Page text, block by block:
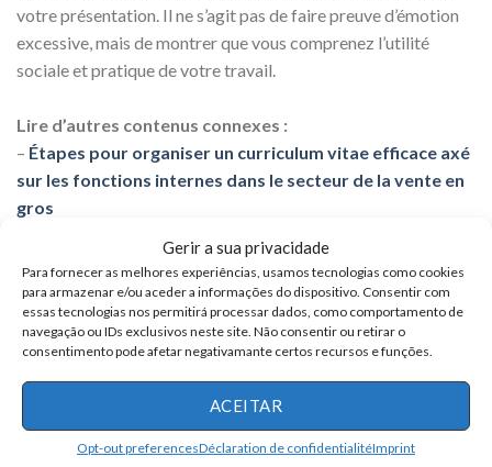
Gerir a sua privacidade
Para fornecer as melhores experiências, usamos tecnologias como cookies
para armazenar e/ou aceder a informações do dispositivo. Consentir com
essas tecnologias nos permitirá processar dados, como comportamento de
navegação ou IDs exclusivos neste site. Não consentir ou retirar o
consentimento pode afetar negativamante certos recursos e funções.
ACEITAR
Opt-out preferencesDéclaration de confidentialitéImprint
votre présentation. Il ne s’agit pas de faire preuve d’émotion
excessive, mais de montrer que vous comprenez l’utilité
sociale et pratique de votre travail.
Lire d’autres contenus connexes :
– Étapes pour organiser un curriculum vitae efficace axé
sur les fonctions internes dans le secteur de la vente en
gros
sur le nettoyage, le service client et la réassort
Par exemple, vous pouvez évoquer le fait de contribuer à un
environnement propre et sécurisé pour les usagers, ou votre
intervention. Cette approche humanise votre profil tout en
restant professionnelle. Elle démontre également votre
engagement envers la qualité de vie des autres et votre